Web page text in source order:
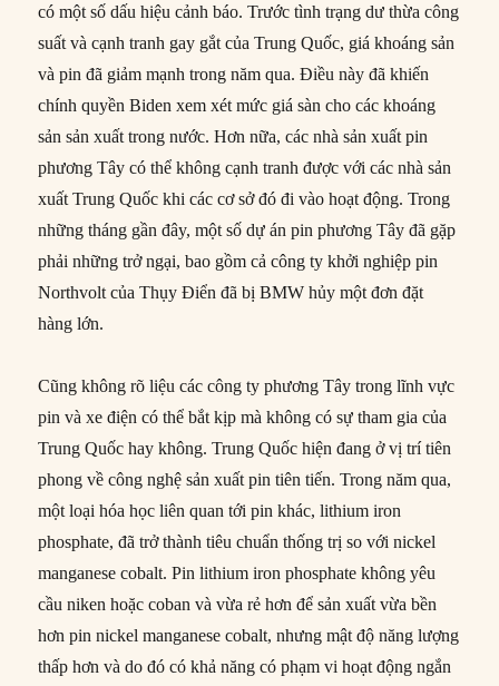
có một số dấu hiệu cảnh báo. Trước tình trạng dư thừa công
suất và cạnh tranh gay gắt của Trung Quốc, giá khoáng sản
và pin đã giảm mạnh trong năm qua. Điều này đã khiến
chính quyền Biden xem xét mức giá sàn cho các khoáng
sản sản xuất trong nước. Hơn nữa, các nhà sản xuất pin
phương Tây có thể không cạnh tranh được với các nhà sản
xuất Trung Quốc khi các cơ sở đó đi vào hoạt động. Trong
những tháng gần đây, một số dự án pin phương Tây đã gặp
phải những trở ngại, bao gồm cả công ty khởi nghiệp pin
Northvolt của Thụy Điển đã bị BMW hủy một đơn đặt
hàng lớn.
Cũng không rõ liệu các công ty phương Tây trong lĩnh vực
pin và xe điện có thể bắt kịp mà không có sự tham gia của
Trung Quốc hay không. Trung Quốc hiện đang ở vị trí tiên
phong về công nghệ sản xuất pin tiên tiến. Trong năm qua,
một loại hóa học liên quan tới pin khác, lithium iron
phosphate, đã trở thành tiêu chuẩn thống trị so với nickel
manganese cobalt. Pin lithium iron phosphate không yêu
cầu niken hoặc coban và vừa rẻ hơn để sản xuất vừa bền
hơn pin nickel manganese cobalt, nhưng mật độ năng lượng
thấp hơn và do đó có khả năng có phạm vi hoạt động ngắn